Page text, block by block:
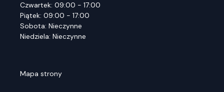
Czwartek: 09:00 - 17:00
Piątek: 09:00 - 17:00
Sobota: Nieczynne
Niedziela: Nieczynne
Mapa strony